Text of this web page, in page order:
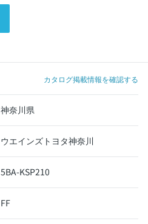
カタログ掲載情報を確認する
神奈川県
ウエインズトヨタ神奈川
5BA-KSP210
FF